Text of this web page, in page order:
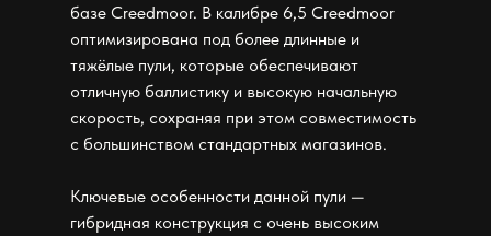
базе Creedmoor. В калибре 6,5 Creedmoor
оптимизирована под более длинные и
тяжёлые пули, которые обеспечивают
отличную баллистику и высокую начальную
скорость, сохраняя при этом совместимость
с большинством стандартных магазинов.
Ключевые особенности данной пули —
гибридная конструкция с очень высоким